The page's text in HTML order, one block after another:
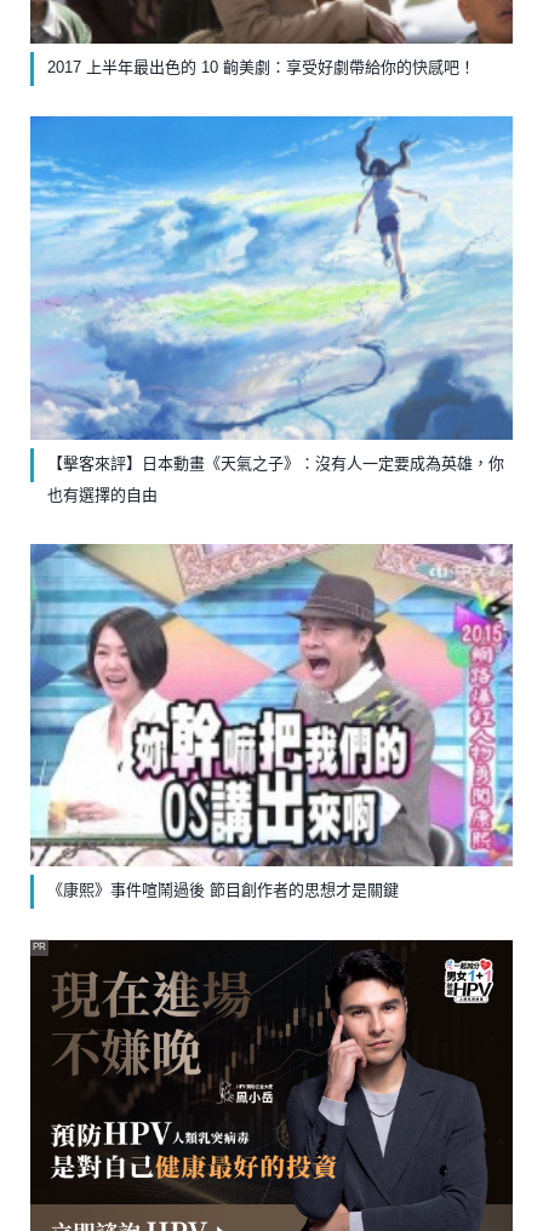
2017 上半年最出色的 10 齣美劇：享受好劇帶給你的快感吧！
【擊客來評】日本動畫《天氣之子》：沒有人一定要成為英雄，你
也有選擇的自由
《康熙》事件喧鬧過後 節目創作者的思想才是關鍵
PR